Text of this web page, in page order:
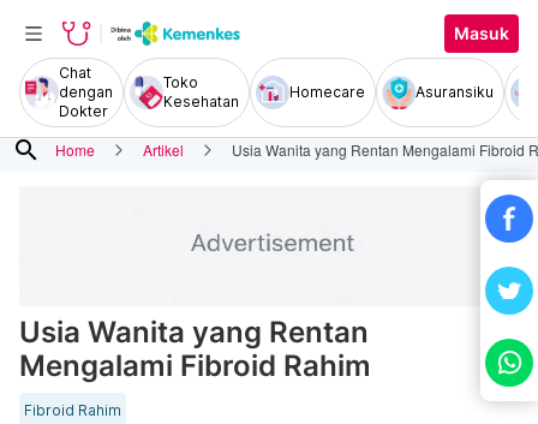
Masuk
Chat
dengan
Dokter
Toko
Kesehatan
Homecare Asuransiku
search Home Artikel Usia Wanita yang Rentan Mengalami Fibroid
Usia Wanita yang Rentan
Mengalami Fibroid Rahim
Fibroid Rahim